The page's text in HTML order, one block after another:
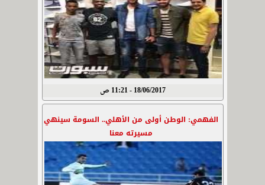
18/06/2017 - 11:21 ص
الفهمي: الوطن أولى من الأهلي.. السومة سينهي
مسيرته معنا